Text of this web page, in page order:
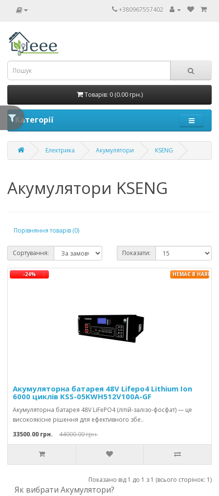
+380967557402
Товарів: 0 (0.00 грн.)
Категорії
Електрика Акумулятори KSENG
Акумулятори KSENG
Порівняння товарів (0)
Сортування: Показати:
Акумуляторна батарея 48V Lifepo4 Lithium Ion
6000 циклів KSS-05KWH512V100A-GF
Акумуляторна батарея 48V LiFePO4 (літій-залізо-фосфат) — це
високоякісне рішення для ефективного збе..
-24% НЕМАЄ В
33500.00 грн. 44000.00 грн.
Показано від 1 до 1 з 1 (всього сторінок: 1)
Як вибрати Акумулятори?